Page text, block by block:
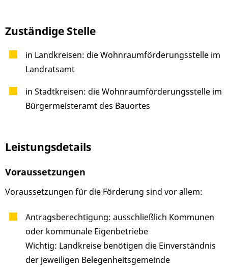
Zuständige Stelle
in Landkreisen: die Wohnraumförderungsstelle im
Landratsamt
in Stadtkreisen: die Wohnraumförderungsstelle im
Bürgermeisteramt des Bauortes
Leistungsdetails
Voraussetzungen
Voraussetzungen für die Förderung sind vor allem:
Antragsberechtigung: ausschließlich Kommunen
oder kommunale Eigenbetriebe
Wichtig: Landkreise benötigen die Einverständnis
der jeweiligen Belegenheitsgemeinde